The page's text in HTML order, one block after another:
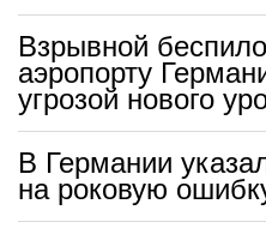
Взрывной
аэропорту
угрозой нового
В Германии
на роковую